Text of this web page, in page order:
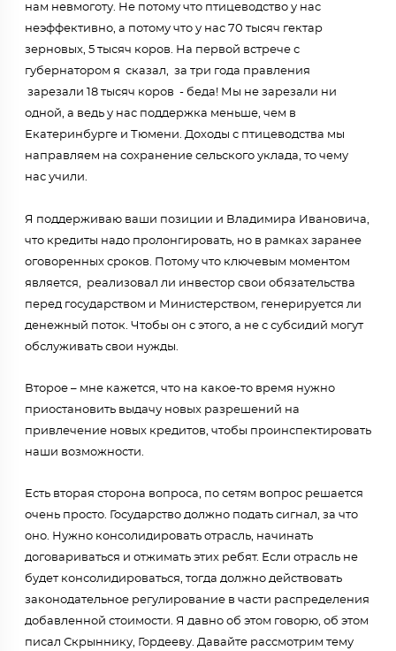
нам невмоготу. Не потому что птицеводство у нас
неэффективно, а потому что у нас 70 тысяч гектар
зерновых, 5 тысяч коров. На первой встрече с
губернатором я сказал, за три года правления
зарезали 18 тысяч коров - беда! Мы не зарезали ни
одной, а ведь у нас поддержка меньше, чем в
Екатеринбурге и Тюмени. Доходы с птицеводства мы
направляем на сохранение сельского уклада, то чему
нас учили.
Я поддерживаю ваши позиции и Владимира Ивановича,
что кредиты надо пролонгировать, но в рамках заранее
оговоренных сроков. Потому что ключевым моментом
является, реализовал ли инвестор свои обязательства
перед государством и Министерством, генерируется ли
денежный поток. Чтобы он с этого, а не с субсидий могут
обслуживать свои нужды.
Второе – мне кажется, что на какое-то время нужно
приостановить выдачу новых разрешений на
привлечение новых кредитов, чтобы проинспектировать
наши возможности.
Есть вторая сторона вопроса, по сетям вопрос решается
очень просто. Государство должно подать сигнал, за что
оно. Нужно консолидировать отрасль, начинать
договариваться и отжимать этих ребят. Если отрасль не
будет консолидироваться, тогда должно действовать
законодательное регулирование в части распределения
добавленной стоимости. Я давно об этом говорю, об этом
писал Скрыннику, Гордееву. Давайте рассмотрим тему